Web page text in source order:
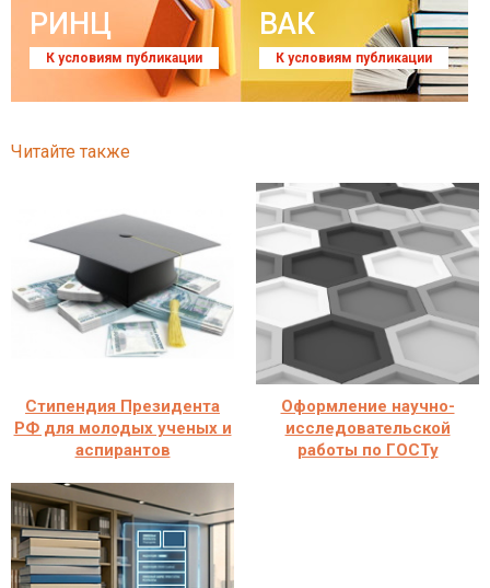
РИНЦ
К условиям публикации
ВАК
К условиям публикации
Читайте также
Стипендия Президента
РФ для молодых ученых и
аспирантов
Оформление научно-
исследовательской
работы по ГОСТу